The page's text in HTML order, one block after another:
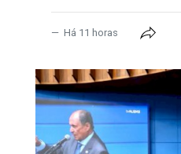
Há 11 horas